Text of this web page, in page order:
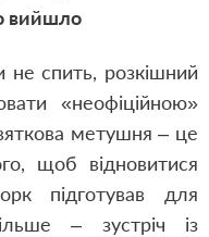
вийшло
не спить, розкішний
«неофіційною»
метушня – це
щоб відновитися
підготував для
– зустріч із